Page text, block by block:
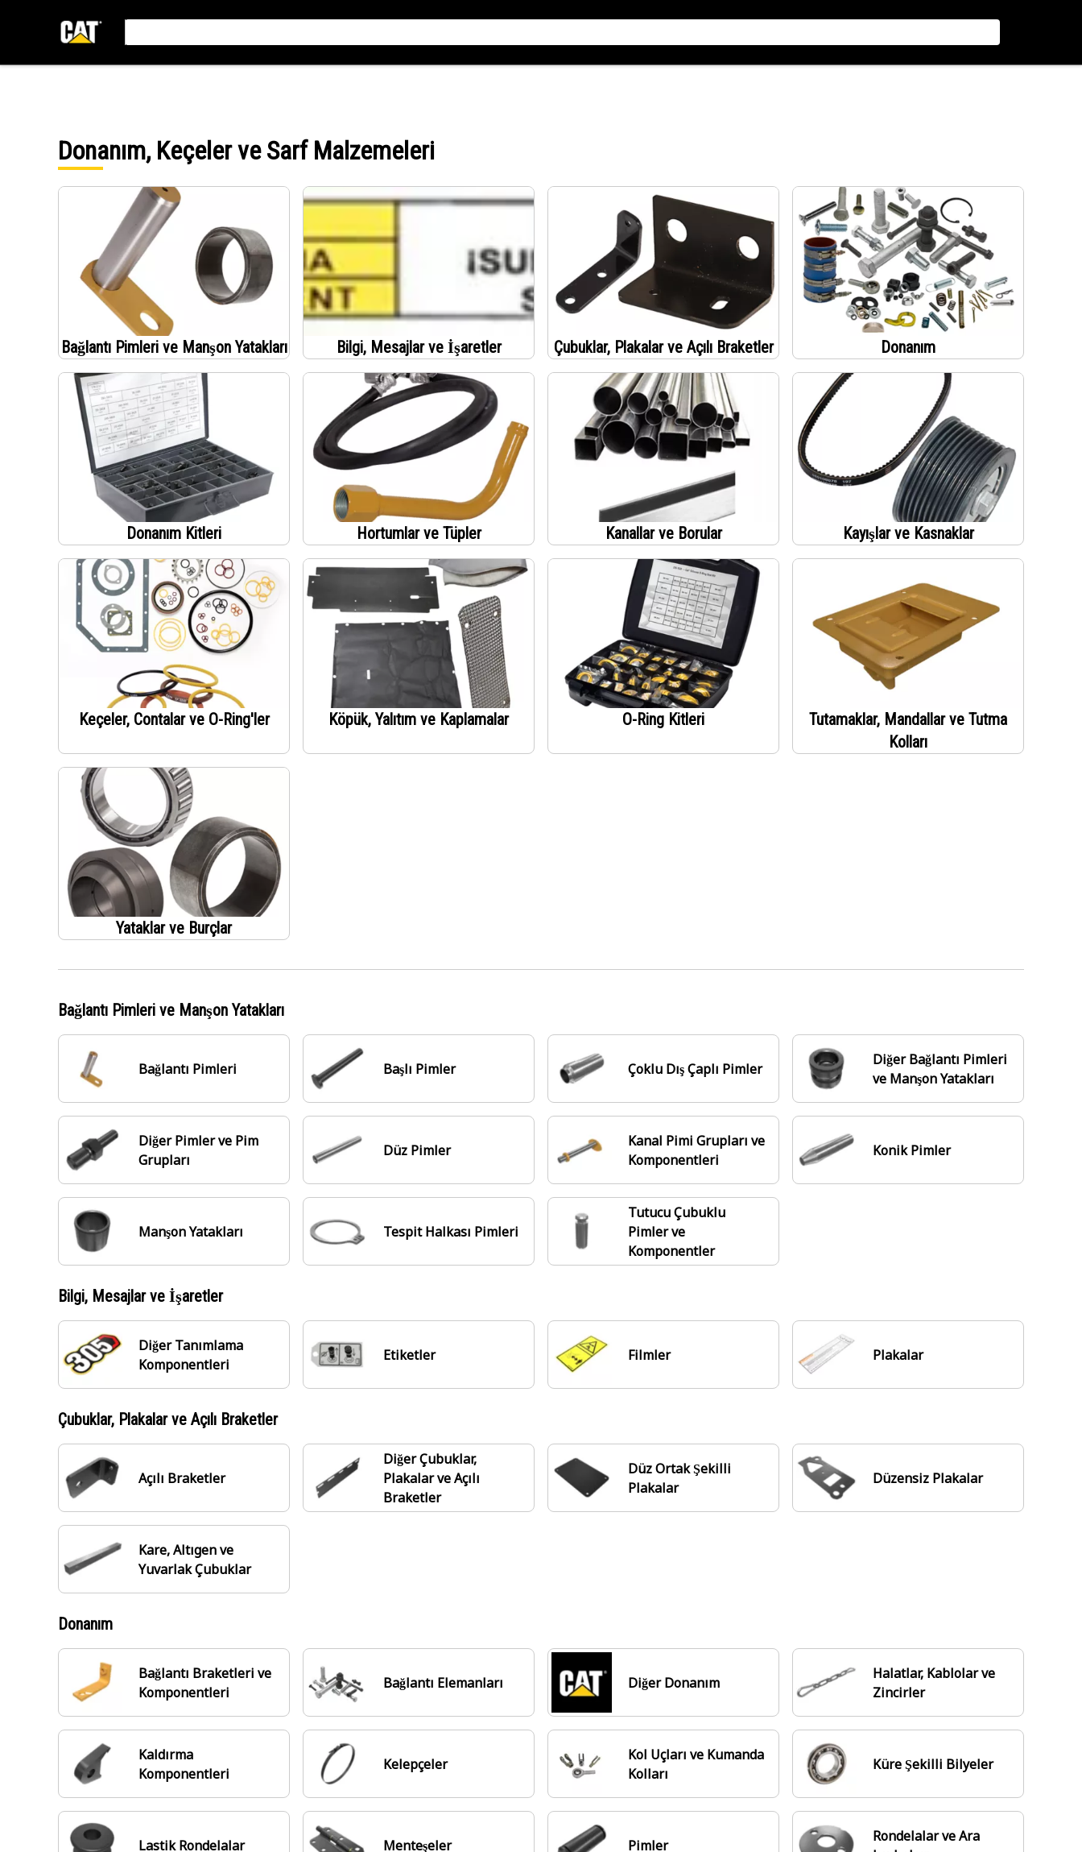
Donanım, Keçeler ve Sarf Malzemeleri
Bağlantı Pimleri ve Manşon Yatakları Bilgi, Mesajlar ve İşaretler Çubuklar, Plakalar ve Açılı Braketler Donanım
Donanım Kitleri Hortumlar ve Tüpler Kanallar ve Borular Kayışlar ve Kasnaklar
Keçeler, Contalar ve O-Ring'ler Köpük, Yalıtım ve Kaplamalar O-Ring Kitleri
Tutamaklar, Mandallar ve Tutma
Kolları
Yataklar ve Burçlar
Bağlantı Pimleri ve Manşon Yatakları
Bağlantı Pimleri Başlı Pimler Çoklu Dış Çaplı Pimler
Diğer Bağlantı Pimleri
ve Manşon Yatakları
Diğer Pimler ve Pim
Grupları
Düz Pimler
Kanal Pimi Grupları ve
Komponentleri
Konik Pimler
Manşon Yatakları Tespit Halkası Pimleri
Tutucu Çubuklu
Pimler ve
Komponentler
Bilgi, Mesajlar ve İşaretler
Diğer Tanımlama
Komponentleri
Etiketler Filmler Plakalar
Çubuklar, Plakalar ve Açılı Braketler
Açılı Braketler
Diğer Çubuklar,
Plakalar ve Açılı
Braketler
Düz Ortak Şekilli
Plakalar
Düzensiz Plakalar
Kare, Altıgen ve
Yuvarlak Çubuklar
Donanım
Bağlantı Braketleri ve
Komponentleri
Bağlantı Elemanları Diğer Donanım
Halatlar, Kablolar ve
Zincirler
Kaldırma
Komponentleri
Kelepçeler
Kol Uçları ve Kumanda
Kolları
Küre Şekilli Bilyeler
Lastik Rondelalar Menteşeler Pimler
Rondelalar ve Ara